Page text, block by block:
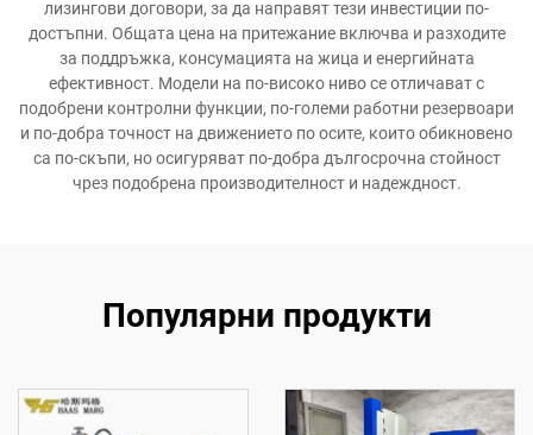
лизингови договори, за да направят тези инвестиции по-
достъпни. Общата цена на притежание включва и разходите
за поддръжка, консумацията на жица и енергийната
ефективност. Модели на по-високо ниво се отличават с
подобрени контролни функции, по-големи работни резервоари
и по-добра точност на движението по осите, които обикновено
са по-скъпи, но осигуряват по-добра дългосрочна стойност
чрез подобрена производителност и надеждност.
Популярни продукти